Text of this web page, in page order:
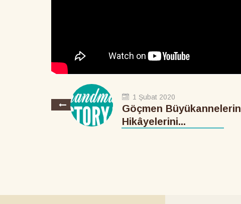
1 Şubat 2020
Göçmen Büyükannelerin
Hikâyelerini...